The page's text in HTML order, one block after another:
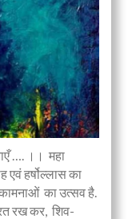
…. ।। महा
एवं हर्षोल्लास का
का उत्सव है.
रख कर, शिव-